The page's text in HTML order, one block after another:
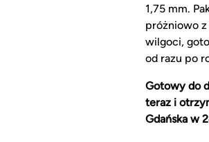
1,75 mm.
próżniowo z
wilgoci,
od razu po
Gotowy do
teraz i
Gdańska w